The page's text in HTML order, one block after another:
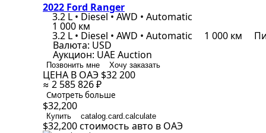
2022 Ford Ranger
3.2 L • Diesel • AWD • Automatic
1 000 км
3.2 L • Diesel • AWD • Automatic 1 000 км
Валюта: USD
Аукцион: UAE Auction
Позвонить мне Хочу заказать
ЦЕНА В ОАЭ $32 200
≈ 2 585 826 ₽
Смотреть больше
$32,200
Купить catalog.card.calculate
$32,200стоимость авто в ОАЭ